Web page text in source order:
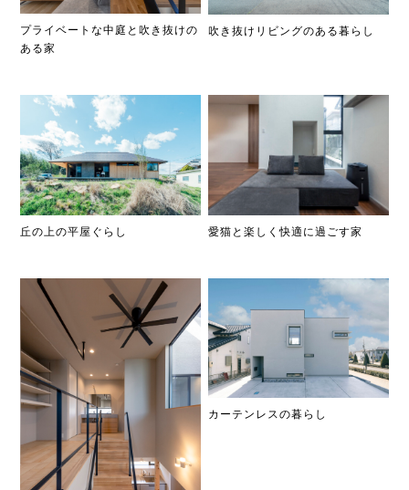
プライベートな中庭と吹き抜けの
ある家
吹き抜けリビングのある暮らし
丘の上の平屋ぐらし 愛猫と楽しく快適に過ごす家
カーテンレスの暮らし